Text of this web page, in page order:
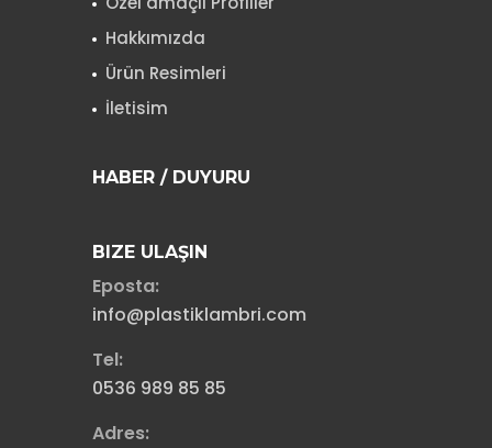
Hakkımızda
Ürün Resimleri
İletisim
HABER / DUYURU
BIZE ULAŞIN
Eposta:
info@plastiklambri.com
Tel:
0536 989 85 85
Adres: